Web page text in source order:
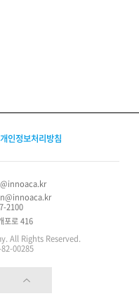
개인정보처리방침
2100
포로 416
All Rights Reserved.
82-00285